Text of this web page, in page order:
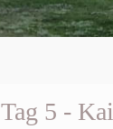
Tag 5 -